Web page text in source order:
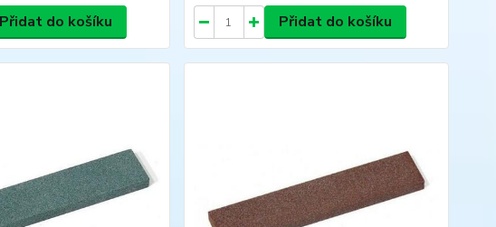
Přidat do košíku Přidat do košíku